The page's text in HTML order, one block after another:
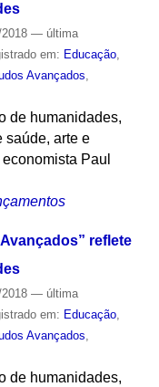
— última
em: Educação,
Avançados,
de humanidades,
saúde, arte e
Paul
reflete
— última
em: Educação,
Avançados,
de humanidades,